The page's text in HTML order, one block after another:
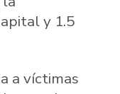
y 1.5
a víctimas